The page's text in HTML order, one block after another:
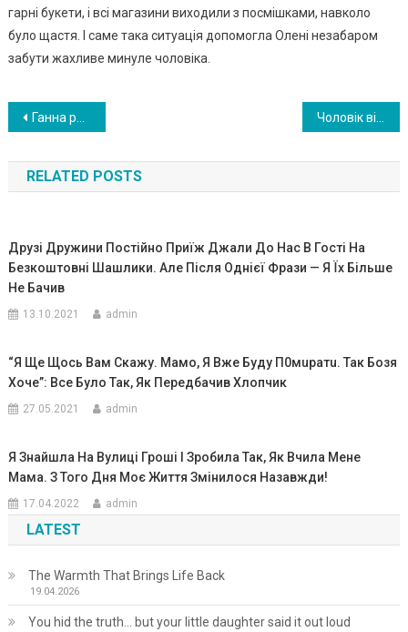
гарні букети, і всі магазини виходили з посмішками, навколо
було щастя. І саме така ситуація допомогла Олені незабаром
забути жахливе минуле чоловіка.
Навигация
по
записям
Ганна робила все, щоб чоловікові було затишно і добре, але після одного його вчинку дружина вирішила добре перевиховати його
RELATED POSTS
Друзі Дружини Постійно Приїж Джали До Нас В Гості На
Безкоштовні Шашлики. Але Після Однієї Фрази — Я Їх Більше
Не Бачив
13.10.2021 admin
“Я Ще Щось Вам Скажу. Мамо, Я Вже Буду П0мuратu. Так Бозя
Хоче”: Все Було Так, Як Передбачив Хлопчик
27.05.2021 admin
Я Знайшла На Вулиці Гроші І Зробила Так, Як Вчила Мене
Мама. З Того Дня Моє Життя Змінилося Назавжди!
17.04.2022 admin
LATEST
The Warmth That Brings Life Back
19.04.2026
You hid the truth… but your little daughter said it out loud